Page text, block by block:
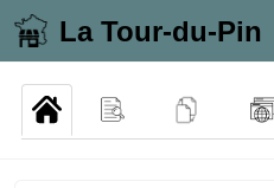
La Tour-du-Pin